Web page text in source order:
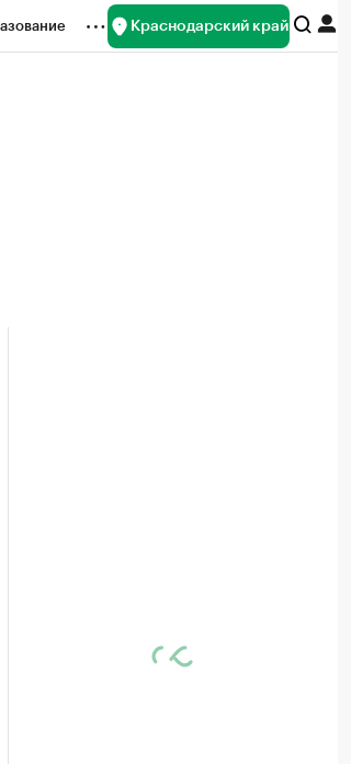
Краснодарский край